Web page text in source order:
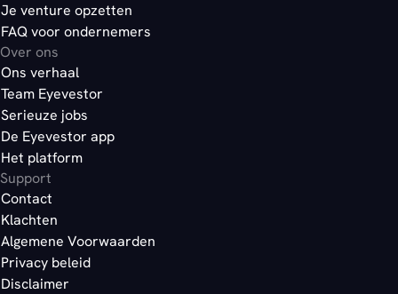
Je venture opzetten
FAQ voor ondernemers
Over ons
Ons verhaal
Team Eyevestor
Serieuze jobs
De Eyevestor app
Het platform
Support
Contact
Klachten
Algemene Voorwaarden
Privacy beleid
Disclaimer